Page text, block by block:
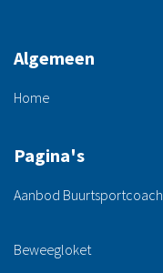
Algemeen
Home
Pagina's
Aanbod Buurtsportcoach
Beweegloket